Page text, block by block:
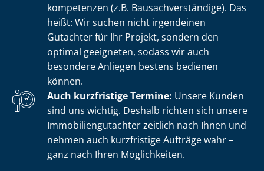
kom­pe­ten­zen (z.B. Bau­sach­ver­stän­di­ge). Das
heißt: Wir suchen nicht irgendeinen
Gutachter für Ihr Projekt, sondern den
optimal geeigneten, sodass wir auch
besondere Anliegen bestens bedienen
können.
Auch kurzfristige Termine: Unsere Kunden
sind uns wichtig. Deshalb richten sich unsere
Im­mo­bi­li­en­gut­ach­ter zeitlich nach Ihnen und
nehmen auch kurzfristige Aufträge wahr –
ganz nach Ihren Möglichkeiten.